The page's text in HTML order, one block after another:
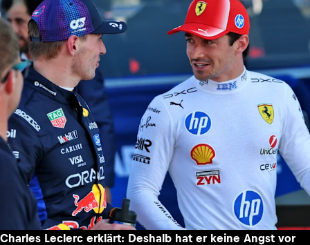
Charles Leclerc erklärt: Deshalb hat er keine Angst vor